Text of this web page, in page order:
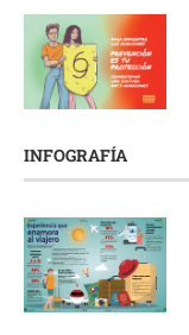
INFOGRAFÍA